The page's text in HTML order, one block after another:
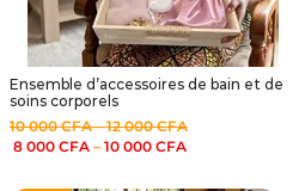
Ensemble d’accessoires de bain et de
soins corporels
10 000CFA–12 000CFA
8 000 CFA– 10 000 CFA